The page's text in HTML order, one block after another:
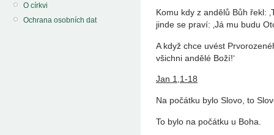
O církvi
Ochrana osobních dat
Komu kdy z andělů Bůh řekl:
jinde se praví: ‚Já mu budu
A když chce uvést
všichni andělé Boží!‘
Jan 1,1-18
Na počátku bylo Slovo, to
To bylo na počátku u Boha.